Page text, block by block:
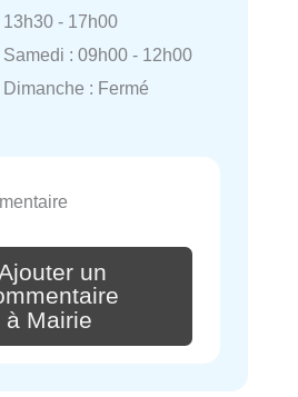
13h30 - 17h00
Samedi : 09h00 - 12h00
Dimanche : Fermé
un
à Mairie